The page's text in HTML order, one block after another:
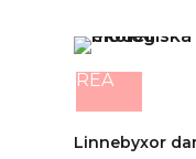
REA
Linnebyxor